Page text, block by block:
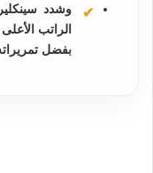
وشدد
الراتب
بفضل